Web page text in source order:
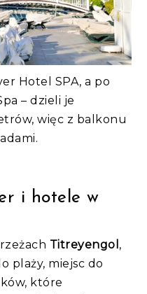
Hotel SPA, a po
– dzieli je
więc z balkonu
i hotele w
Titreyengol ,
plaży, miejsc do
które